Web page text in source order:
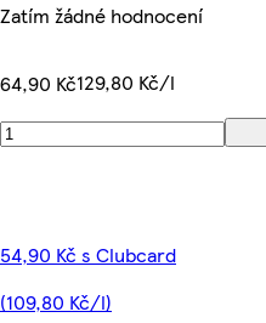
Zatím žádné hodnocení
64,90 Kč129,80 Kč/l
54,90 Kč s Clubcard
(109,80 Kč/l)